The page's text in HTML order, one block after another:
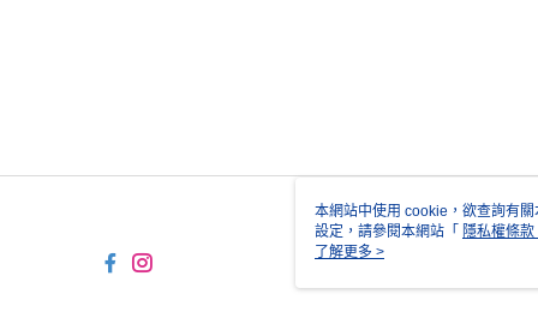
本網站中使用 cookie，欲查詢有
設定，請參閱本網站「 隱私權條款
使用 cookie。
了解更多 >